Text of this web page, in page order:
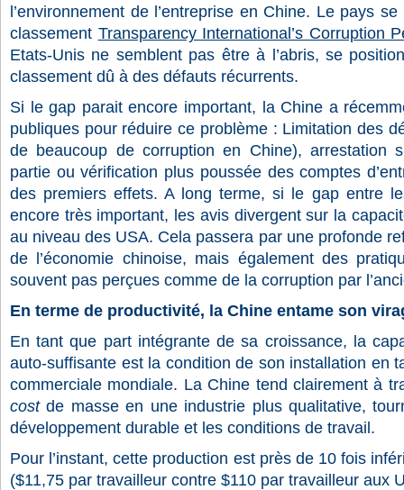
l’environnement de l’entreprise en Chine. Le pays
classement Transparency International’s Corruption
Etats-Unis ne semblent pas être à l’abris, se
classement dû à des défauts récurrents.
Si le gap parait encore important, la Chine a
publiques pour réduire ce problème : Limitation des
de beaucoup de corruption en Chine), arrestation
partie ou vérification plus poussée des comptes
des premiers effets. A long terme, si le gap entre
encore très important, les avis divergent sur la
au niveau des USA. Cela passera par une profonde
de l’économie chinoise, mais également des
souvent pas perçues comme de la corruption par
En terme de productivité, la Chine entame son
En tant que part intégrante de sa croissance, la
auto-suffisante est la condition de son installation en
commerciale mondiale. La Chine tend clairement à
costde masse en une industrie plus qualitative,
développement durable et les conditions de travail.
Pour l’instant, cette production est près de 10 fois
($11,75 par travailleur contre $110 par travailleur aux